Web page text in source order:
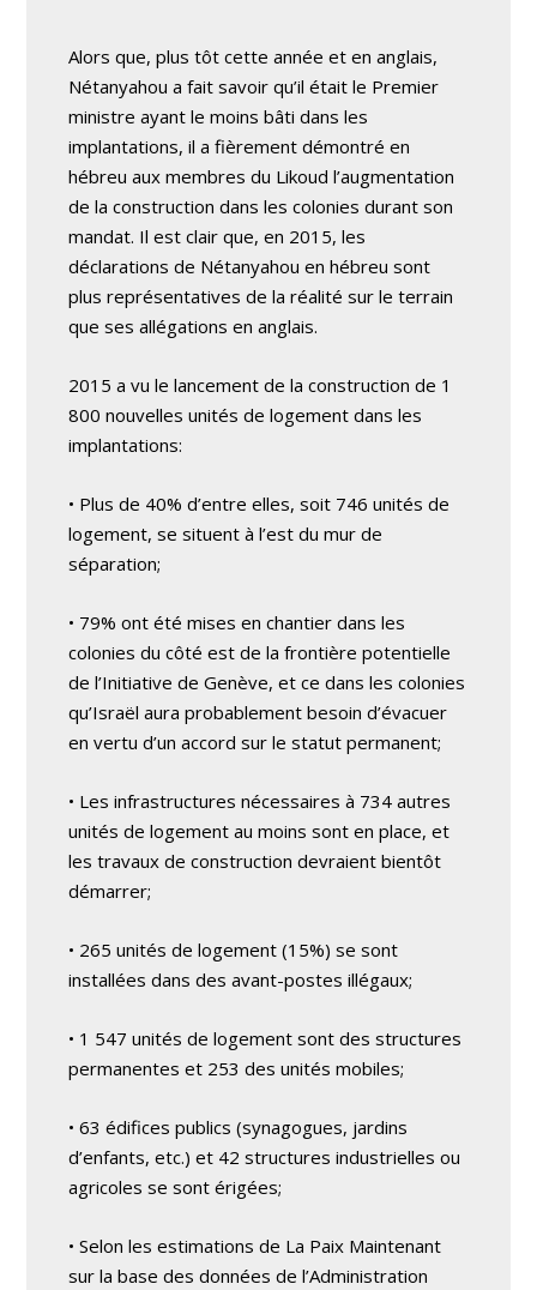
Alors que, plus tôt cette année et en anglais,
Nétanyahou a fait savoir qu’il était le Premier
ministre ayant le moins bâti dans les
implantations, il a fièrement démontré en
hébreu aux membres du Likoud l’augmentation
de la construction dans les colonies durant son
mandat. Il est clair que, en 2015, les
déclarations de Nétanyahou en hébreu sont
plus représentatives de la réalité sur le terrain
que ses allégations en anglais.
2015 a vu le lancement de la construction de 1
800 nouvelles unités de logement dans les
implantations:
• Plus de 40% d’entre elles, soit 746 unités de
logement, se situent à l’est du mur de
séparation;
• 79% ont été mises en chantier dans les
colonies du côté est de la frontière potentielle
de l’Initiative de Genève, et ce dans les colonies
qu’Israël aura probablement besoin d’évacuer
en vertu d’un accord sur le statut permanent;
• Les infrastructures nécessaires à 734 autres
unités de logement au moins sont en place, et
les travaux de construction devraient bientôt
démarrer;
• 265 unités de logement (15%) se sont
installées dans des avant-postes illégaux;
• 1 547 unités de logement sont des structures
permanentes et 253 des unités mobiles;
• 63 édifices publics (synagogues, jardins
d’enfants, etc.) et 42 structures industrielles ou
agricoles se sont érigées;
• Selon les estimations de La Paix Maintenant
sur la base des données de l’Administration